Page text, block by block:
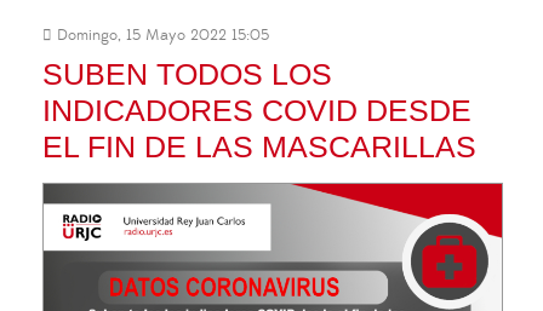
Domingo, 15 Mayo 2022 15:05
SUBEN TODOS LOS
INDICADORES COVID DESDE
EL FIN DE LAS MASCARILLAS